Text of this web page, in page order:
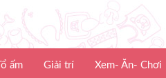
Tổ ấm Giải trí Xem- Ăn- Chơi